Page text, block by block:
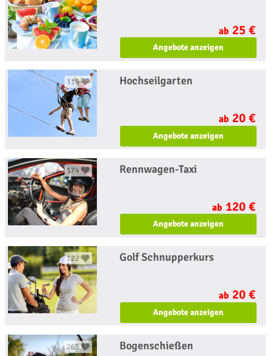
ab 25 €
Angebote anzeigen
319 Hochseilgarten
ab 20 €
Angebote anzeigen
174 Rennwagen-Taxi
ab 120 €
Angebote anzeigen
122 Golf Schnupperkurs
ab 20 €
Angebote anzeigen
265 Bogenschießen